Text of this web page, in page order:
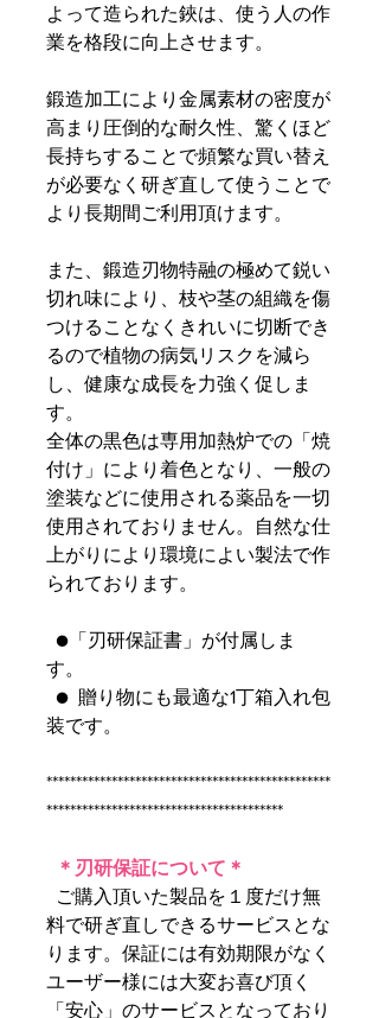
よって造られた鋏は、使う人の作
業を格段に向上させます。
鍛造加工により金属素材の密度が
高まり圧倒的な耐久性、驚くほど
長持ちすることで頻繁な買い替え
が必要なく研ぎ直して使うことで
より長期間ご利用頂けます。
また、鍛造刃物特融の極めて鋭い
切れ味により、枝や茎の組織を傷
つけることなくきれいに切断でき
るので植物の病気リスクを減ら
し、健康な成長を力強く促しま
す。
全体の黒色は専用加熱炉での「焼
付け」により着色となり、一般の
塗装などに使用される薬品を一切
使用されておりません。自然な仕
上がりにより環境によい製法で作
られております。
●「刃研保証書」が付属しま
す。
● 贈り物にも最適な1丁箱入れ包
装です。
************************************************
****************************************
＊刃研保証について＊
ご購入頂いた製品を１度だけ無
料で研ぎ直しできるサービスとな
ります。保証には有効期限がなく
ユーザー様には大変お喜び頂く
「安心」のサービスとなっており